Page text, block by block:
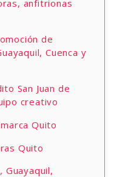
anfitrionas
de
Cuenca y
San Juan de
creativo
Quito
Quito
Guayaquil,